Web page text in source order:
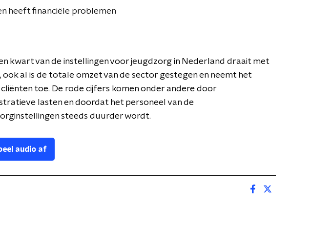
heeft financiële problemen
kwart van de instellingen voor jeugdzorg in Nederland draait met
ook al is de totale omzet van de sector gestegen en neemt het
toe. De rode cijfers komen onder andere door
lasten en doordat het personeel van de
steeds duurder wordt.
audio af